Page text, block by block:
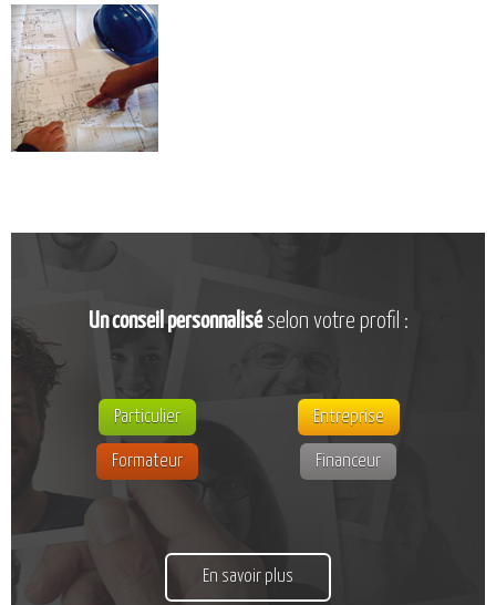
CATALOGUE DE FORMATIONS
NOS MODALITÉS D’ACCÈS
AGENDA
Un conseil personnaliséselon votre profil :
Particulier Entreprise
Formateur Financeur
En savoir plus